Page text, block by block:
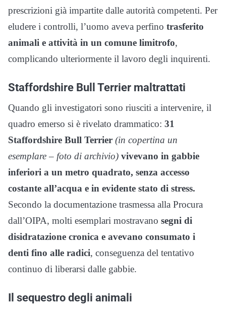
prescrizioni già impartite dalle autorità competenti. Per
eludere i controlli, l’uomo aveva perfino trasferito
animali e attività in un comune limitrofo,
complicando ulteriormente il lavoro degli inquirenti.
Staffordshire Bull Terrier maltrattati
Quando gli investigatori sono riusciti a intervenire, il
quadro emerso si è rivelato drammatico: 31
Staffordshire Bull Terrier (in copertina un
esemplare – foto di archivio) vivevano in gabbie
inferiori a un metro quadrato, senza accesso
costante all’acqua e in evidente stato di stress.
Secondo la documentazione trasmessa alla Procura
dall’OIPA, molti esemplari mostravano segni di
disidratazione cronica e avevano consumato i
denti fino alle radici, conseguenza del tentativo
continuo di liberarsi dalle gabbie.
Il sequestro degli animali